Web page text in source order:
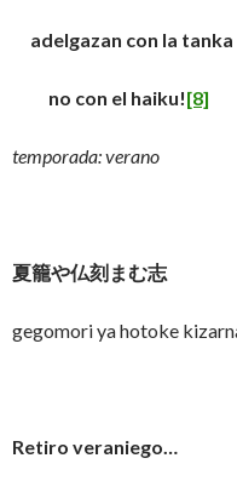
adelgazan con la tanka
no con el haiku![8]
temporada: verano
夏籠や仏刻まむ志 人
gegomori ya hotoke
Retiro veraniego…